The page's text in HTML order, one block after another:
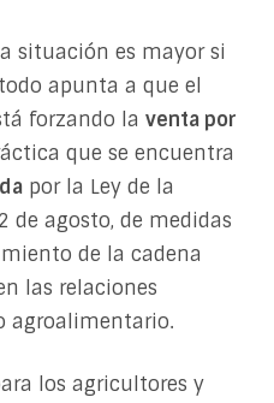
situación es mayor si
apunta a que el
forzando la venta por
que se encuentra
por la Ley de la
de agosto, de medidas
de la cadena
las relaciones
agroalimentario.
los agricultores y